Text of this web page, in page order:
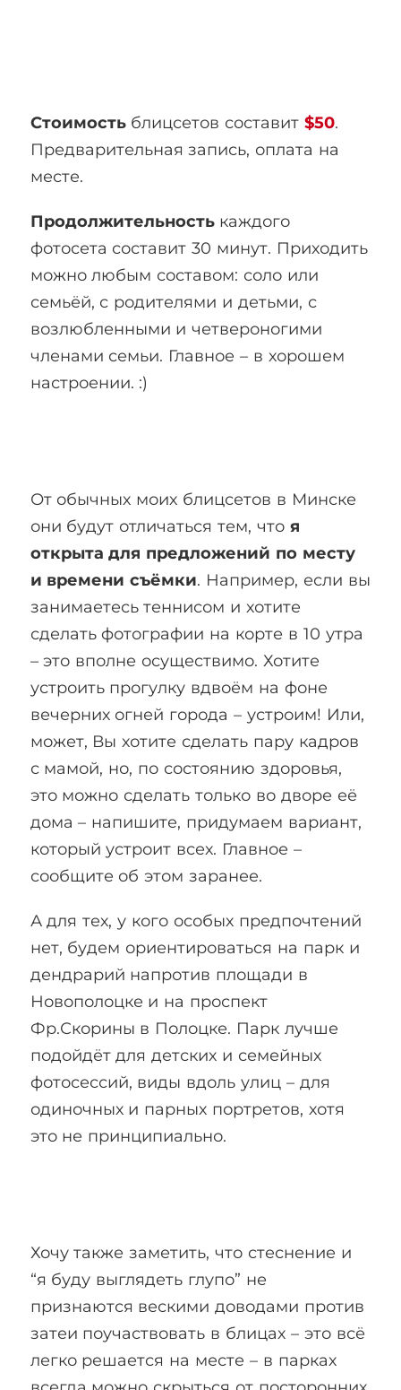
Стоимостьблицсетов составит$50.
Предварительная запись, оплата на
месте.
Продолжительностькаждого
фотосета составит 30 минут. Приходить
можно любым составом: соло или
семьёй, с родителями и детьми, с
возлюбленными и четвероногими
членами семьи. Главное – в хорошем
настроении. :)
От обычных моих блицсетов в Минске
они будут отличаться тем, чтоя
открыта для предложений по месту
и времени съёмки. Например, если вы
занимаетесь теннисом и хотите
сделать фотографии на корте в 10 утра
– это вполне осуществимо. Хотите
устроить прогулку вдвоём на фоне
вечерних огней города – устроим! Или,
может, Вы хотите сделать пару кадров
с мамой, но, по состоянию здоровья,
это можно сделать только во дворе её
дома – напишите, придумаем вариант,
который устроит всех. Главное –
сообщите об этом заранее.
А для тех, у кого особых предпочтений
нет, будем ориентироваться на парк и
дендрарий напротив площади в
Новополоцке и на проспект
Фр.Скорины в Полоцке. Парк лучше
подойдёт для детских и семейных
фотосессий, виды вдоль улиц – для
одиночных и парных портретов, хотя
это не принципиально.
Хочу также заметить, что стеснение и
“я буду выглядеть глупо” не
признаются вескими доводами против
затеи поучаствовать в блицах – это всё
легко решается на месте – в парках